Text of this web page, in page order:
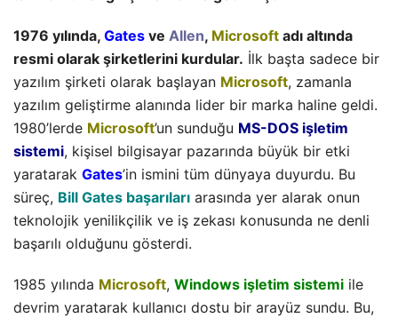
1976 yılında, Gates ve Allen, Microsoft adı altında
resmi olarak şirketlerini kurdular. İlk başta sadece bir
yazılım şirketi olarak başlayan Microsoft, zamanla
yazılım geliştirme alanında lider bir marka haline geldi.
1980’lerde Microsoft’un sunduğu MS-DOS işletim
sistemi, kişisel bilgisayar pazarında büyük bir etki
yaratarak Gates’in ismini tüm dünyaya duyurdu. Bu
süreç, Bill Gates başarıları arasında yer alarak onun
teknolojik yenilikçilik ve iş zekası konusunda ne denli
başarılı olduğunu gösterdi.
1985 yılında Microsoft, Windows işletim sistemi ile
devrim yaratarak kullanıcı dostu bir arayüz sundu. Bu,